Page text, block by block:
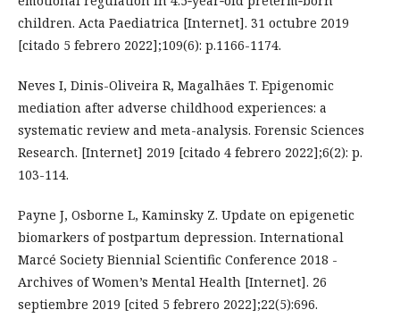
children. Acta Paediatrica [Internet]. 31 octubre 2019
[citado 5 febrero 2022];109(6): p.1166-1174.
Neves I, Dinis-Oliveira R, Magalhães T. Epigenomic
mediation after adverse childhood experiences: a
systematic review and meta-analysis. Forensic Sciences
Research. [Internet] 2019 [citado 4 febrero 2022];6(2): p.
103-114.
Payne J, Osborne L, Kaminsky Z. Update on epigenetic
biomarkers of postpartum depression. International
Marcé Society Biennial Scientific Conference 2018 -
Archives of Women’s Mental Health [Internet]. 26
septiembre 2019 [cited 5 febrero 2022];22(5):696.